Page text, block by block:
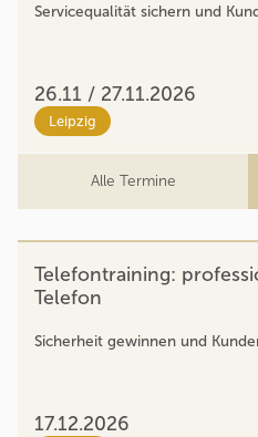
Servicequalität sichern und
26.11 / 27.11.2026
Leipzig
Alle Termine
Telefontraining:
Telefon
Sicherheit gewinnen und
17.12.2026